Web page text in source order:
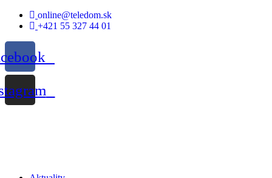
Skip
online@teledom.sk
+421 55 327 44 01